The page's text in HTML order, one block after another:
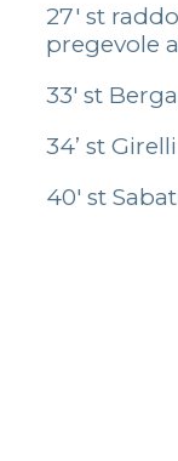
27′ st
pregevole
33′ st
34’ st
40′ st